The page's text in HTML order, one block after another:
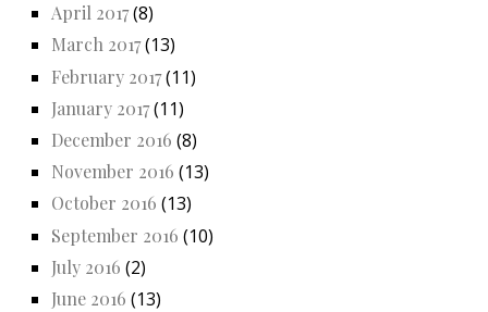
April 2017(8)
March 2017(13)
February 2017(11)
January 2017(11)
December 2016 (8)
November 2016 (13)
October 2016 (13)
September 2016 (10)
July 2016 (2)
June 2016 (13)